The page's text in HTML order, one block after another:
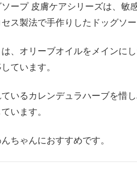
ープ 皮膚ケアシリーズは、敏
ス製法で手作りしたドッグソー
、オリーブオイルをメインに
ています。
いるカレンデュラハーブを惜
います。
ちゃんにおすすめです。